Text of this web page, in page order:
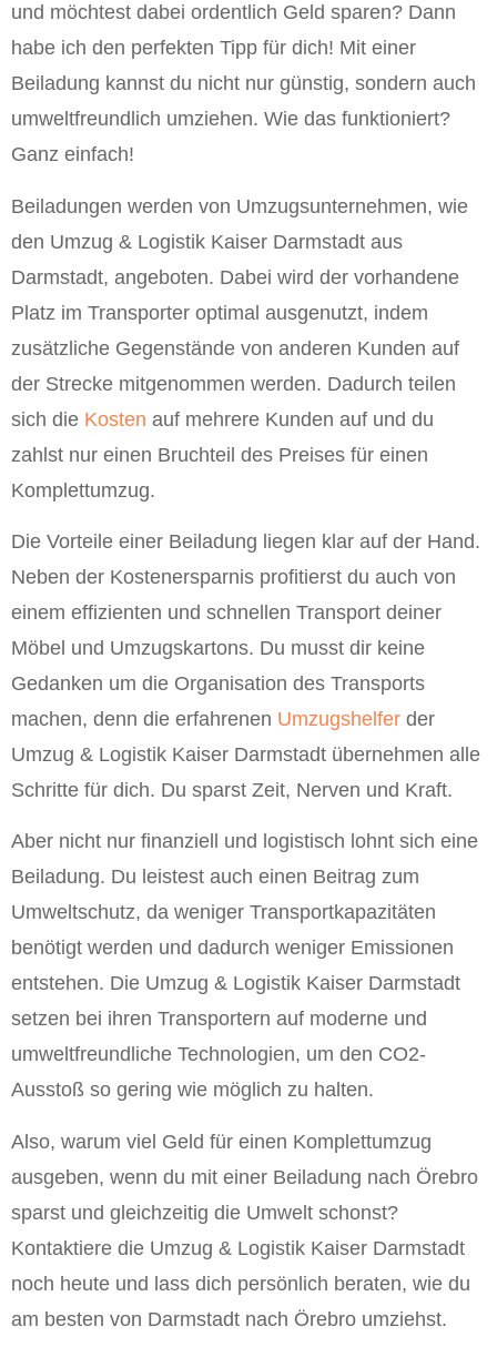
und möchtest dabei ordentlich Geld sparen? Dann
habe ich den perfekten Tipp für dich! Mit einer
Beiladung kannst du nicht nur günstig, sondern auch
umweltfreundlich umziehen. Wie das funktioniert?
Ganz einfach!
Beiladungen werden von Umzugsunternehmen, wie
den Umzug & Logistik Kaiser Darmstadt aus
Darmstadt, angeboten. Dabei wird der vorhandene
Platz im Transporter optimal ausgenutzt, indem
zusätzliche Gegenstände von anderen Kunden auf
der Strecke mitgenommen werden. Dadurch teilen
sich die Kosten auf mehrere Kunden auf und du
zahlst nur einen Bruchteil des Preises für einen
Komplettumzug.
Die Vorteile einer Beiladung liegen klar auf der Hand.
Neben der Kostenersparnis profitierst du auch von
einem effizienten und schnellen Transport deiner
Möbel und Umzugskartons. Du musst dir keine
Gedanken um die Organisation des Transports
machen, denn die erfahrenen Umzugshelfer der
Umzug & Logistik Kaiser Darmstadt übernehmen alle
Schritte für dich. Du sparst Zeit, Nerven und Kraft.
Aber nicht nur finanziell und logistisch lohnt sich eine
Beiladung. Du leistest auch einen Beitrag zum
Umweltschutz, da weniger Transportkapazitäten
benötigt werden und dadurch weniger Emissionen
entstehen. Die Umzug & Logistik Kaiser Darmstadt
setzen bei ihren Transportern auf moderne und
umweltfreundliche Technologien, um den CO2-
Ausstoß so gering wie möglich zu halten.
Also, warum viel Geld für einen Komplettumzug
ausgeben, wenn du mit einer Beiladung nach Örebro
sparst und gleichzeitig die Umwelt schonst?
Kontaktiere die Umzug & Logistik Kaiser Darmstadt
noch heute und lass dich persönlich beraten, wie du
am besten von Darmstadt nach Örebro umziehst.